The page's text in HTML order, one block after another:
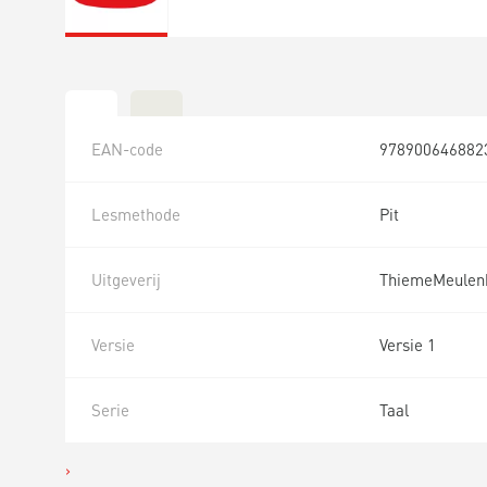
EAN-code
Lesmethode Pit
Uitgeverij
Versie Versie 1
Serie Taal